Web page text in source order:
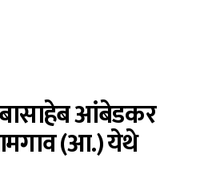
आंबेडकर
(आ.) येथे